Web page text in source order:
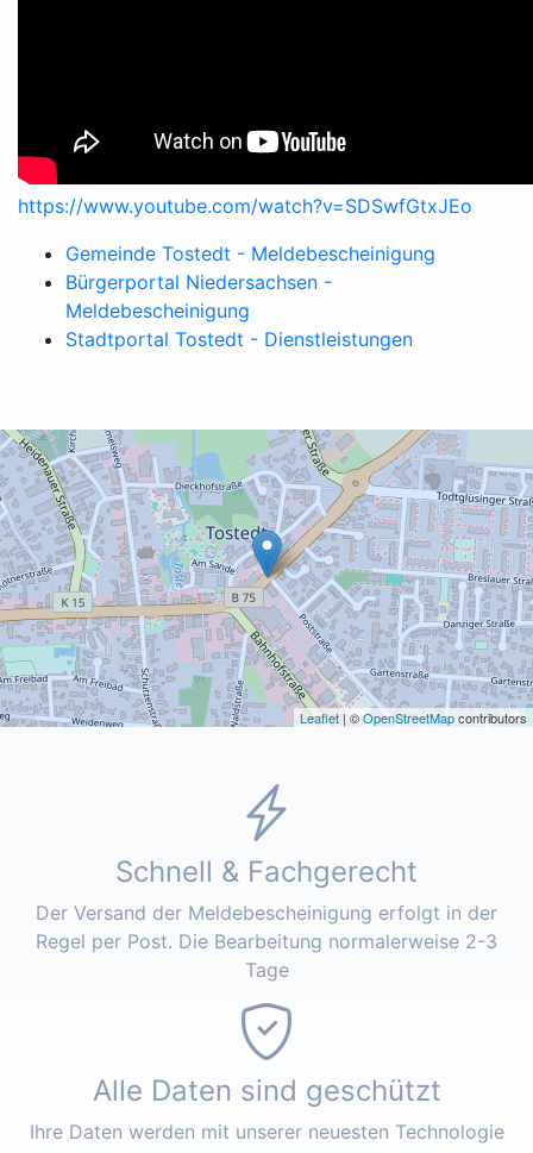
https://www.youtube.com/watch?v=SDSwfGtxJEo
Gemeinde Tostedt - Meldebescheinigung
Bürgerportal Niedersachsen -
Meldebescheinigung
Stadtportal Tostedt - Dienstleistungen
Leaflet | ©OpenStreetMapcontributors
Schnell & Fachgerecht
Der Versand der Meldebescheinigung erfolgt in der
Regel per Post. Die Bearbeitung normalerweise 2-3
Tage
Alle Daten sind geschützt
Ihre Daten werden mit unserer neuesten Technologie